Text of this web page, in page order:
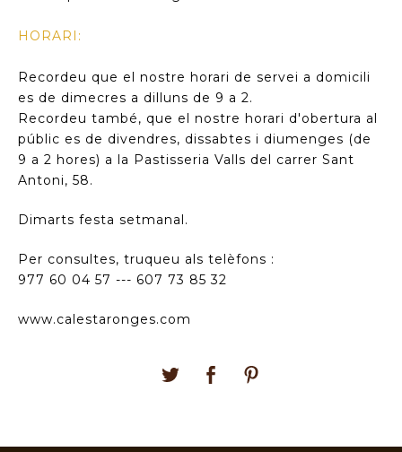
HORARI:
Recordeu que el nostre horari de servei a domicili
es de dimecres a dilluns de 9 a 2.
Recordeu també, que el nostre horari d'obertura al
públic es de divendres, dissabtes i diumenges (de
9 a 2 hores) a la Pastisseria Valls del carrer Sant
Antoni, 58.
Dimarts festa setmanal.
Per consultes, truqueu als telèfons :
977 60 04 57 --- 607 73 85 32
www.calestaronges.com